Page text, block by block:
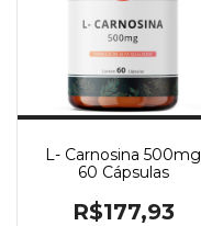
L- Carnosina 500mg
60 Cápsulas
R$177,93